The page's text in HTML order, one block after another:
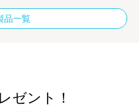
品一覧
ゼント！